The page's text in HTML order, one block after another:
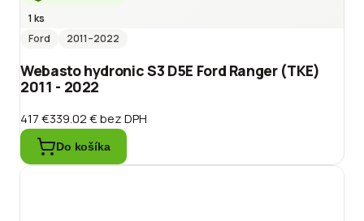
1 ks
Ford
2011–2022
Webasto hydronic S3 D5E Ford Ranger (TKE)
2011 - 2022
417 €339.02 €bez DPH
Do košíka